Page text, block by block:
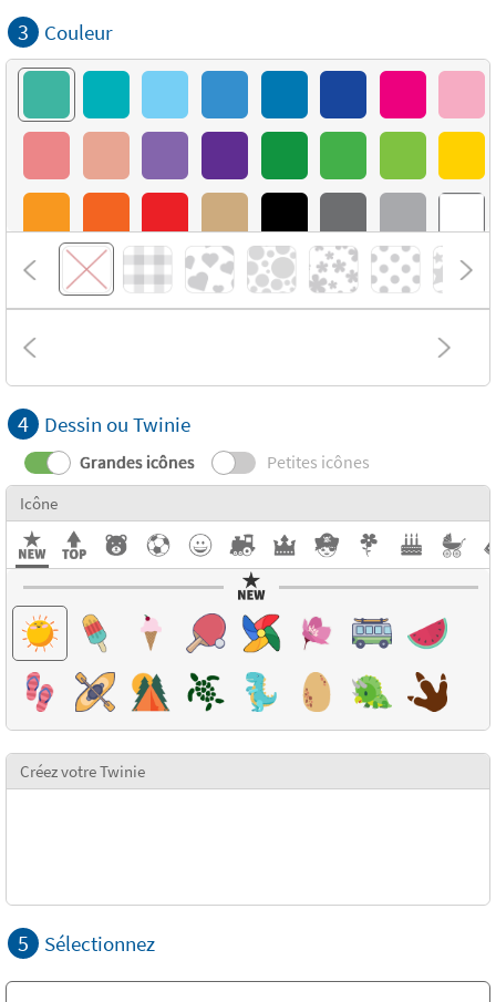
3 Couleur
4 Dessin ou Twinie
Grandes icônes Petites icônes
Icône
Créez votre Twinie
5 Sélectionnez